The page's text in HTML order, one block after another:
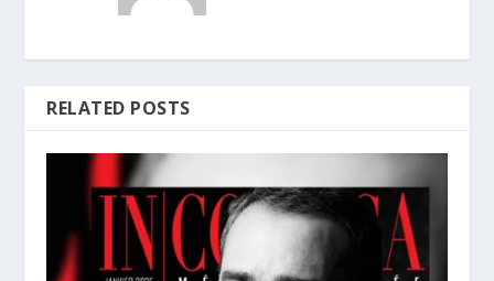
RELATED POSTS